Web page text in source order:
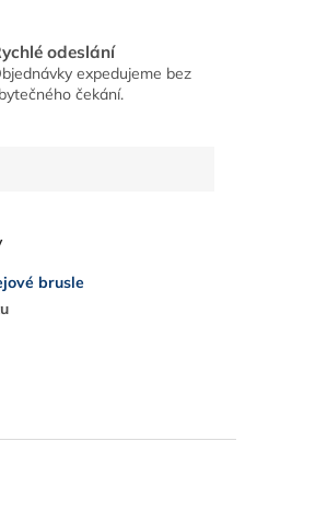
odeslání
expedujeme bez
čekání.
brusle